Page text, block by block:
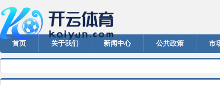
首页 关于我们 新闻中心 公共政策 市